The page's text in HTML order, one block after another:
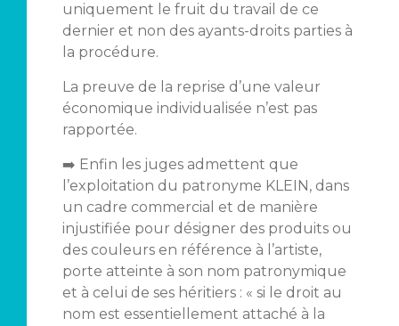
uniquement le fruit du travail de ce
dernier et non des ayants-droits parties à
la procédure.
La preuve de la reprise d’une valeur
économique individualisée n’est pas
rapportée.
➡️ Enfin les juges admettent que
l’exploitation du patronyme KLEIN, dans
un cadre commercial et de manière
injustifiée pour désigner des produits ou
des couleurs en référence à l’artiste,
porte atteinte à son nom patronymique
et à celui de ses héritiers : « si le droit au
nom est essentiellement attaché à la